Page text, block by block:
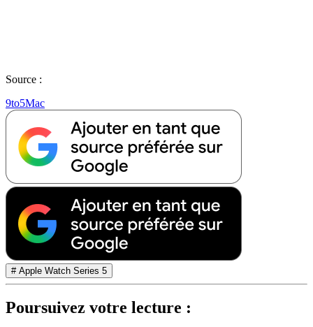
Source :
9to5Mac
# Apple Watch Series 5
Poursuivez votre lecture :